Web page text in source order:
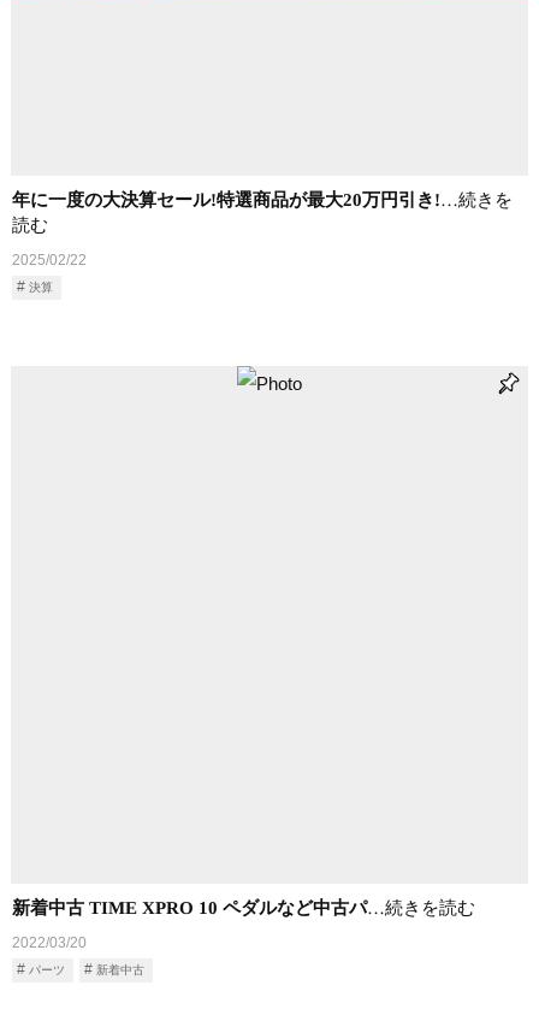
年に一度の大決算セール!特選商品が最大20万円引き!…続きを
読む
2025/02/22
決算
新着中古 TIME XPRO 10 ペダルなど中古パ…続きを読む
2022/03/20
パーツ 新着中古